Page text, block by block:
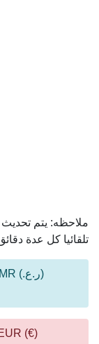
ملاحظه: يتم تحديث
تلقائيا كل عدة
(ر.ع.) OMR
(€) EUR